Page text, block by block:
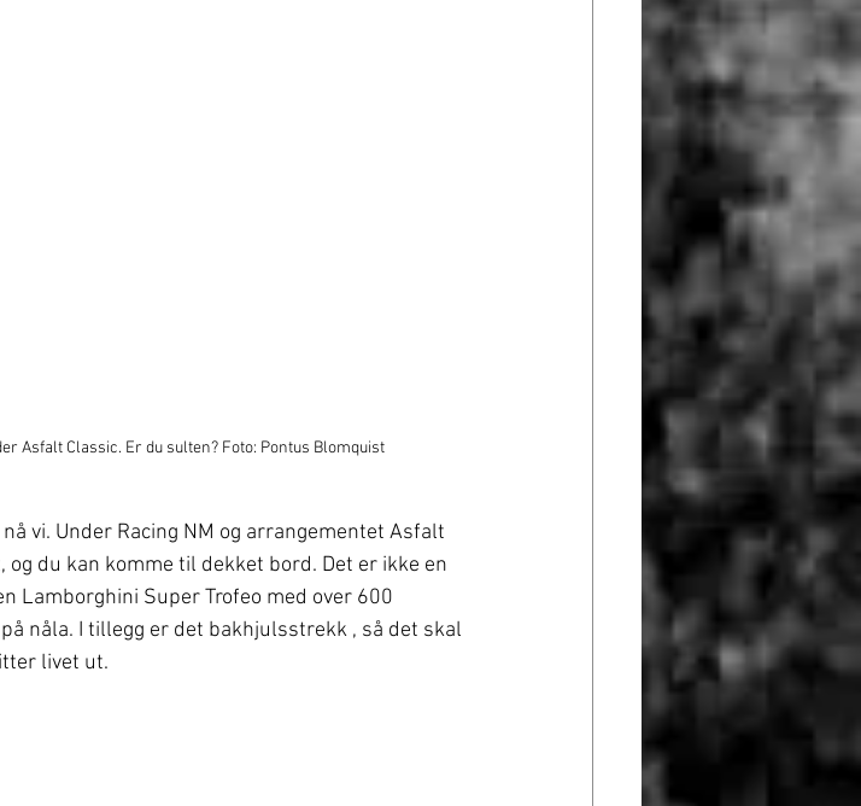
Asfalt Classic. Er du sulten? Foto: Pontus Blomquist
vi. Under Racing NM og arrangementet Asfalt
du kan komme til dekket bord. Det er ikke en
Lamborghini Super Trofeo med over 600
nåla. I tillegg er det bakhjulsstrekk , så det skal
livet ut.